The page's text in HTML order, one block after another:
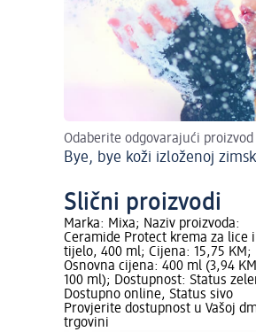
Odaberite odgovarajući
Bye, bye koži izloženoj
Slični proizvodi
Marka: Mixa; Naziv proizvoda:
Ceramide Protect krema za lice i
tijelo, 400 ml; Cijena: 15,75 KM;
Osnovna cijena: 400 ml (3,94
100 ml); Dostupnost: Status
Dostupno online, Status sivo
Provjerite dostupnost u Vašoj
trgovini